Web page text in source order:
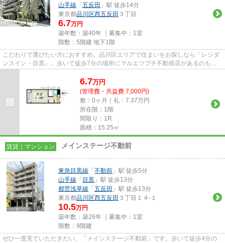
山手線 「 五反田 」駅 徒歩14分
東京都品川区西五反田 ３丁目
6.7万円
築年数：築40年 ｜募集中： 1室
階数：5階建 地下1階
こだわりで選びたい方におすすめ。品川区エリアで住まいをお探しなら「レジダ
ンスイン・目黒」。歩いて徒歩7分の場所にマルエツプチ不動前店があるのもポ
6.7万円
(管理費・共益費 7,000円)
敷：0ヶ月｜礼：7.37万円
所在階：1階
間取り：1R
面積：15.25㎡
賃貸｜マンション メインステージ不動前
東急目黒線 「 不動前 」駅 徒歩5分
山手線 「 目黒 」駅 徒歩13分
都営浅草線 「 五反田 」駅 徒歩13分
東京都品川区西五反田 ３丁目１４-１
10.5万円
築年数：築26年 ｜募集中： 1室
階数：9階建
ぜひ一度見ていただきたい、「メインステージ不動前」です。歩いて徒歩4分の